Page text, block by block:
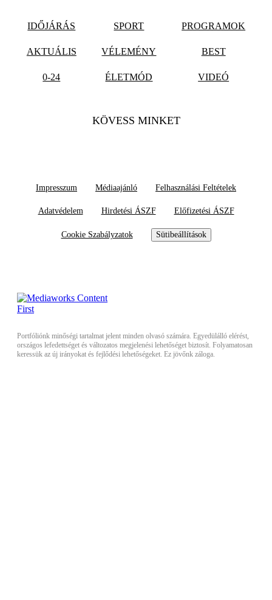
IDŐJÁRÁS SPORT PROGRAMOK
AKTUÁLIS VÉLEMÉNY BEST
0-24 ÉLETMÓD VIDEÓ
KÖVESS MINKET
Impresszum Médiaajánló Felhasználási Feltételek
Adatvédelem Hirdetési ÁSZF Előfizetési ÁSZF
Cookie Szabályzatok Sütibeállítások
Portfóliónk minőségi tartalmat jelent minden olvasó számára. Egyedülálló elérést,
országos lefedettséget és változatos megjelenési lehetőséget biztosít. Folyamatosan
keressük az új irányokat és fejlődési lehetőségeket. Ez jövőnk záloga.